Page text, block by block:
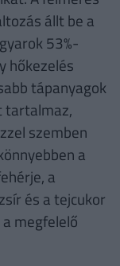
állt be a
53%-
hőkezelés
tápanyagok
tartalmaz,
szemben
a
a
és a tejcukor
megfelelő